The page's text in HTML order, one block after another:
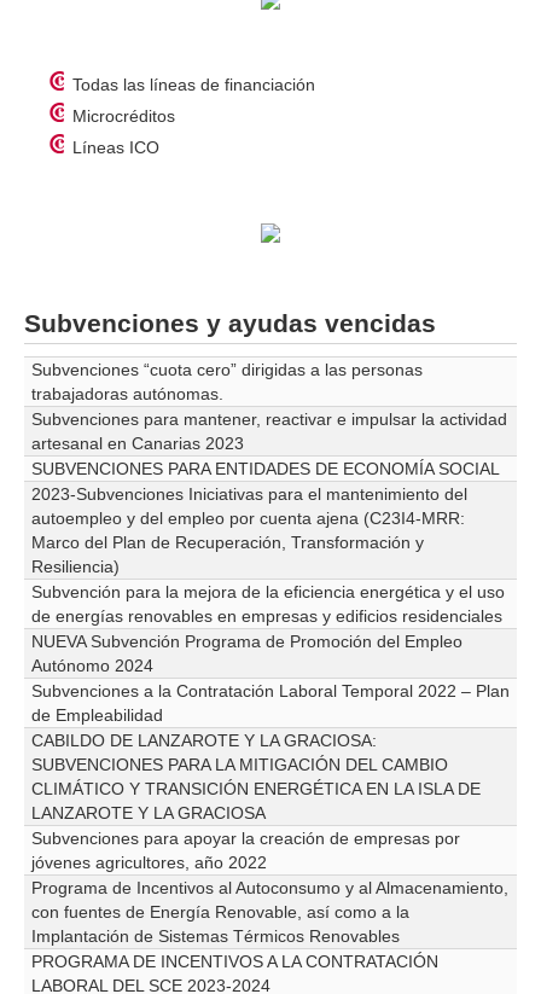
Todas las líneas de financiación
Microcréditos
Líneas ICO
Subvenciones y ayudas vencidas
Subvenciones “cuota cero” dirigidas a las personas
trabajadoras autónomas.
Subvenciones para mantener, reactivar e impulsar la actividad
artesanal en Canarias 2023
SUBVENCIONES PARA ENTIDADES DE ECONOMÍA SOCIAL
2023-Subvenciones Iniciativas para el mantenimiento del
autoempleo y del empleo por cuenta ajena (C23I4-MRR:
Marco del Plan de Recuperación, Transformación y
Resiliencia)
Subvención para la mejora de la eficiencia energética y el uso
de energías renovables en empresas y edificios residenciales
NUEVA Subvención Programa de Promoción del Empleo
Autónomo 2024
Subvenciones a la Contratación Laboral Temporal 2022 – Plan
de Empleabilidad
CABILDO DE LANZAROTE Y LA GRACIOSA:
SUBVENCIONES PARA LA MITIGACIÓN DEL CAMBIO
CLIMÁTICO Y TRANSICIÓN ENERGÉTICA EN LA ISLA DE
LANZAROTE Y LA GRACIOSA
Subvenciones para apoyar la creación de empresas por
jóvenes agricultores, año 2022
Programa de Incentivos al Autoconsumo y al Almacenamiento,
con fuentes de Energía Renovable, así como a la
Implantación de Sistemas Térmicos Renovables
PROGRAMA DE INCENTIVOS A LA CONTRATACIÓN
LABORAL DEL SCE 2023-2024